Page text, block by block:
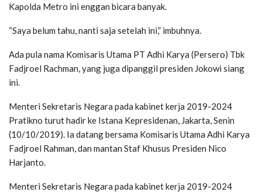
Kapolda Metro ini enggan bicara banyak.
“Saya belum tahu, nanti saja setelah ini,” imbuhnya.
Ada pula nama Komisaris Utama PT Adhi Karya (Persero) Tbk
Fadjroel Rachman, yang juga dipanggil presiden Jokowi siang
ini.
Menteri Sekretaris Negara pada kabinet kerja 2019-2024
Pratikno turut hadir ke Istana Kepresidenan, Jakarta, Senin
(10/10/2019). Ia datang bersama Komisaris Utama Adhi Karya
Fadjroel Rahman, dan mantan Staf Khusus Presiden Nico
Harjanto.
Menteri Sekretaris Negara pada kabinet kerja 2019-2024